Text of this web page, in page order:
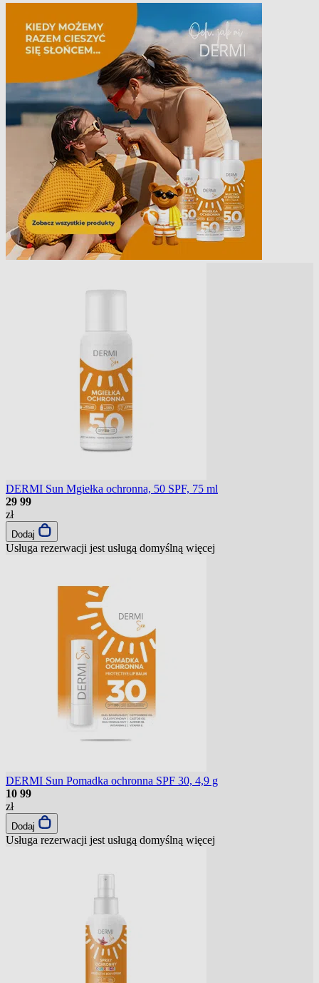
DERMI Sun Mgiełka ochronna, 50 SPF, 75 ml
29 99
zł
Dodaj
Usługa rezerwacji jest usługą domyślną więcej
DERMI Sun Pomadka ochronna SPF 30, 4,9 g
10 99
zł
Dodaj
Usługa rezerwacji jest usługą domyślną więcej